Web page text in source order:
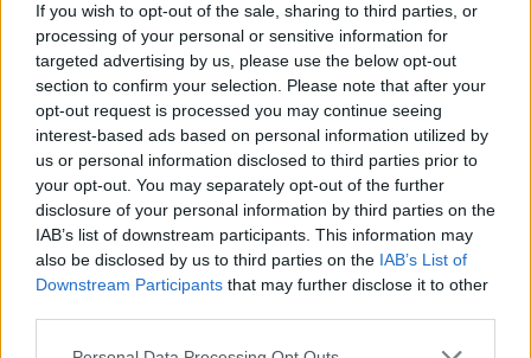
If you wish to opt-out of the sale, sharing to third parties, or
processing of your personal or sensitive information for
targeted advertising by us, please use the below opt-out
section to confirm your selection. Please note that after your
opt-out request is processed you may continue seeing
interest-based ads based on personal information utilized by
us or personal information disclosed to third parties prior to
your opt-out. You may separately opt-out of the further
disclosure of your personal information by third parties on the
IAB’s list of downstream participants. This information may
also be disclosed by us to third parties on the IAB’s List of
Downstream Participants that may further disclose it to other
Please note that this website/app uses one or more Google
Οι δασμοί που έχει επιβάλλει ο Ντόναλντ Τραμπ φαίνεται να
επηρεάζουν συνολικά τον κλάδο της αθλητικής ένδυσης.
22.05.2025 20:49
Συντακτική
Flash.gr